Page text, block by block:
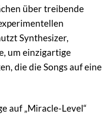
über treibende
Synthesizer,
um einzigartige
die die Songs auf eine
auf „Miracle-Level“